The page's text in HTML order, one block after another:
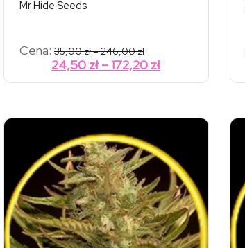
Mr Hide Seeds
Cena: 35,00zł–246,00złZakres
cen:
od
35,00 zł
24,50 zł –172,20 złZakres
cen:
do